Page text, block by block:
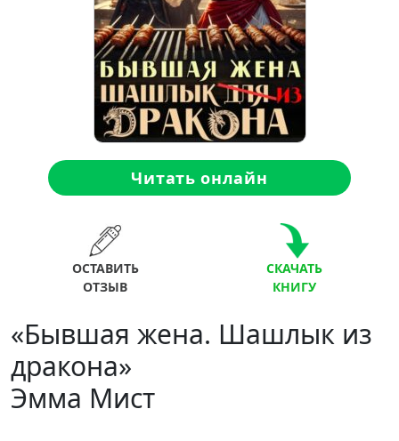
Читать онлайн
ОСТАВИТЬ
ОТЗЫВ
СКАЧАТЬ
КНИГУ
«Бывшая жена. Шашлык из
дракона»
Эмма Мист